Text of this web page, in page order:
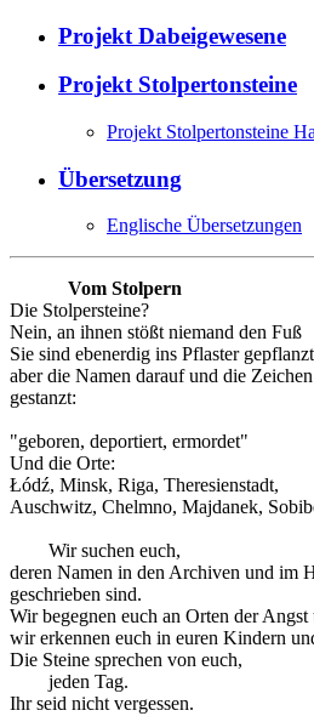
Projekt Dabeigewesene
Projekt Stolpertonsteine
Projekt Stolpertonsteine
Übersetzung
Englische Übersetzungen
Vom Stolpern
Die Stolpersteine?
Nein, an ihnen stößt niemand den Fuß
Sie sind ebenerdig ins Pflaster gepflanzt
aber die Namen darauf und die
gestanzt:
"geboren, deportiert, ermordet"
Und die Orte:
Łódź, Minsk, Riga, Theresienstadt,
Auschwitz, Chelmno, Majdanek,
Wir suchen euch,
deren Namen in den Archiven und im
geschrieben sind.
Wir begegnen euch an Orten der
wir erkennen euch in euren Kindern
Die Steine sprechen von euch,
jeden Tag.
Ihr seid nicht vergessen.